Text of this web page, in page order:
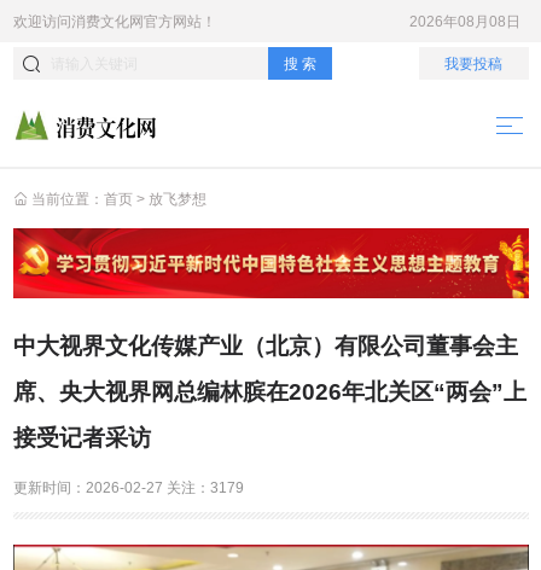
欢迎访问消费文化网官方网站！ 2026年08月08日
搜 索 我要投稿
当前位置： 首页 > 放飞梦想
中大视界文化传媒产业（北京）有限公司董事会主
席、央大视界网总编林膑在2026年北关区“两会”上
接受记者采访
更新时间： 2026-02-27 关注： 3179